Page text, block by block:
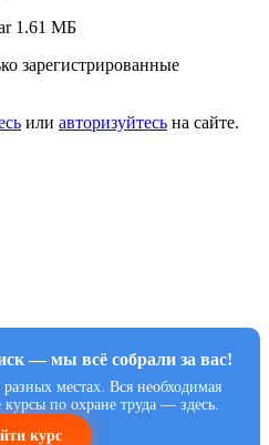
1.61 МБ
зарегистрированные
или авторизуйтесь на сайте.
— мы всё собрали за вас!
местах. Вся необходимая
по охране труда — здесь.
курс